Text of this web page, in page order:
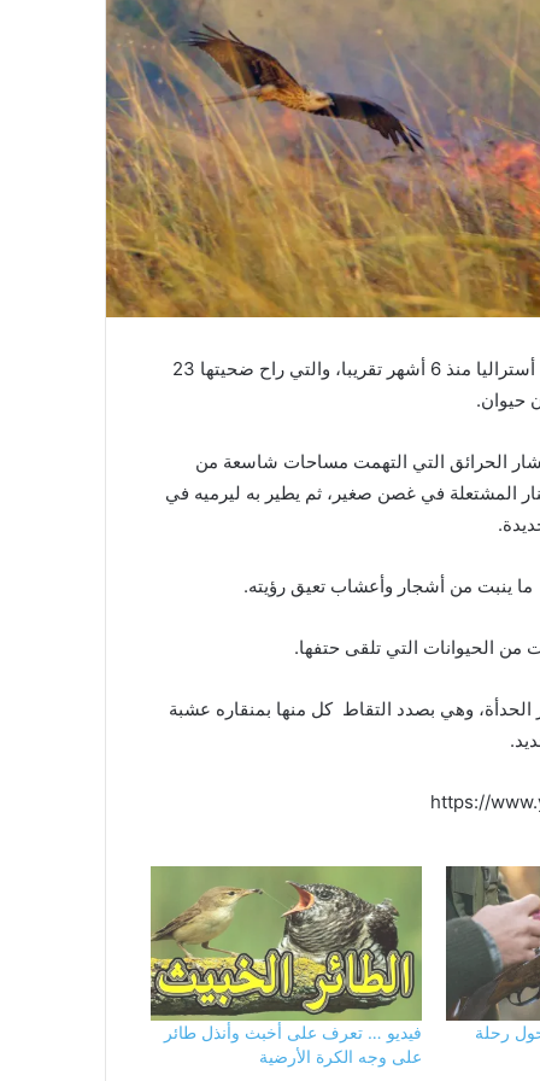
أكد علماء أستراليون أن طائر الحدأة هو أكبر مسبب للحرائق في أستراليا منذ 6 أشهر تقريبا، والتي راح ضحيتها 23
الحرائق التي التهمت مساحات شاسعة من
المشتعلة في غصن صغير، ثم يطير به ليرميه في
ينبت من أشجار وأعشاب تعيق رؤيته.
من الحيوانات التي تلقى حتفها.
وهي بصدد التقاط كل منها بمنقاره عشبة
https://
رحلة
فيديو … تعرف على أخبث وأنذل طائر
على وجه الكرة الأرضية